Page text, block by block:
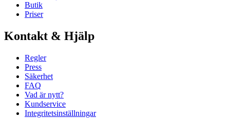
Butik
Priser
Kontakt & Hjälp
Regler
Press
Säkerhet
FAQ
Vad är nytt?
Kundservice
Integritetsinställningar